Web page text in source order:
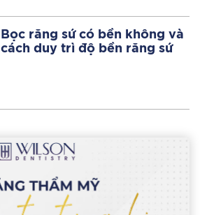
Bọc răng sứ có bền không và
cách duy trì độ bền răng sứ